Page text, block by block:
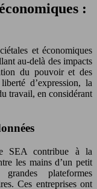
:
et économiques
au-delà des impacts
du pouvoir et des
d’expression, la
travail, en considérant
SEA contribue à la
les mains d’un petit
plateformes
Ces entreprises ont